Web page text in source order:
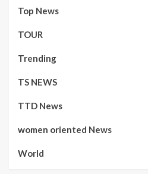
Top News
TOUR
Trending
TS NEWS
TTD News
women oriented News
World